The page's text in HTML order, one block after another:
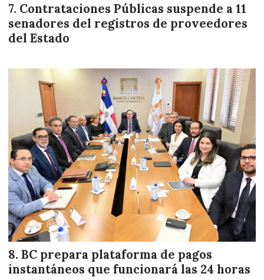
Contrataciones Públicas suspende a 11
senadores del registros de proveedores
del Estado
BC prepara plataforma de pagos
instantáneos que funcionará las 24 horas